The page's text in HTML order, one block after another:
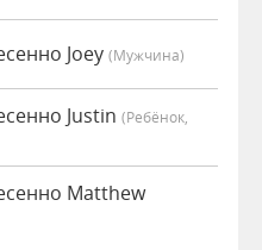
Joey (мужчина)
Justin (Ребёнок,
Matthew